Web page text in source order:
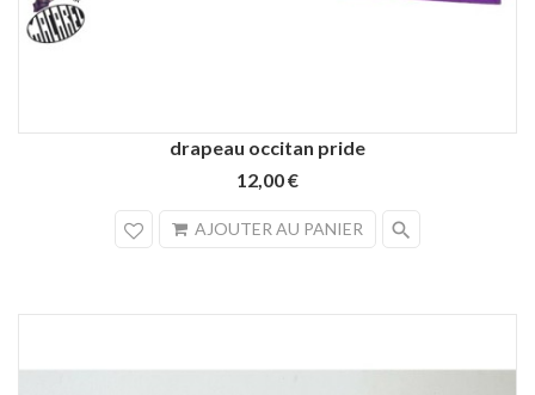
drapeau occitan pride
12,00 €
AJOUTER AU PANIER search